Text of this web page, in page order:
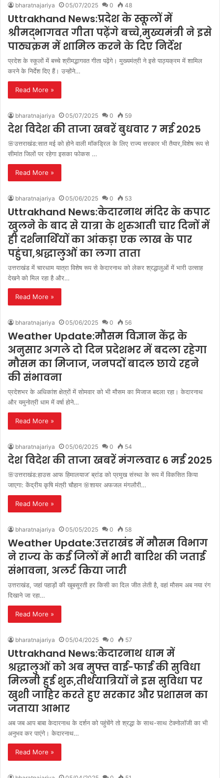
bharatnajariya 05/07/2025 0 48
Uttrakhand News:प्रदेश के स्कूलों में
श्रीमद्भागवत गीता पढ़ेंगे बच्चे,मुख्यमंत्री ने इसे
पाठ्यक्रम में शामिल करने के दिए निर्देश
प्रदेश के स्कूलों में बच्चे श्रीमद्भागवत गीता पढ़ेंगे। मुख्यमंत्री ने इसे पाठ्यक्रम में शामिल
करने के निर्देश दिए हैं। उन्होंने…
Read More »
bharatnajariya 05/07/2025 0 59
देश विदेश की ताजा खबरें बुधवार 7 मई 2025
🌸उत्तराखंड:सात मई को होने वाली मॉकड्रिल के लिए राज्य सरकार भी तैयार,विशेष रूप से
सीमांत जिलों पर रहेगा इसका फोकस …
Read More »
bharatnajariya 05/06/2025 0 53
Uttrakhand News:केदारनाथ मंदिर के कपाट
खुलने के बाद से यात्रा के शुरुआती चार दिनों में
ही दर्शनार्थियों का आंकड़ा एक लाख के पार
पहुंचा,श्रद्धालुओं का लगा ताता
उत्तराखंड में चारधाम यात्रा विशेष रूप से केदारनाथ को लेकर श्रद्धालुओं में भारी उत्साह
देखने को मिल रहा है और…
Read More »
bharatnajariya 05/06/2025 0 56
Weather Update:मौसम विज्ञान केंद्र के
अनुसार अगले दो दिन प्रदेशभर में बदला रहेगा
मौसम का मिजाज, जनपदों बादल छाये रहने
की संभावना
प्रदेशभर के अधिकांश क्षेत्रों में सोमवार को भी मौसम का मिजाज बदला रहा। केदारनाथ
और यमुनोत्री धाम में वर्षा होने…
Read More »
bharatnajariya 05/06/2025 0 54
देश विदेश की ताजा खबरें मंगलवार 6 मई 2025
🌸उत्तराखंड:हाउस आफ हिमालयाज’ ब्रांड को प्रमुख संस्था के रूप में विकसित किया
जाएगा: केंद्रीय कृषि मंत्री चौहान 🌸शायर अफजल मंगलौरी…
Read More »
bharatnajariya 05/05/2025 0 58
Weather Update:उत्तराखंड में मौसम विभाग
ने राज्य के कई जिलों में भारी बारिश की जताई
संभावना, अलर्ट किया जारी
उत्तराखंड, जहां पहाड़ों की खूबसूरती हर किसी का दिल जीत लेती है, वहां मौसम अब नया रंग
दिखाने जा रहा…
Read More »
bharatnajariya 05/04/2025 0 57
Uttrakhand News:केदारनाथ धाम में
श्रद्धालुओं को अब मुफ्त वाई-फाई की सुविधा
मिलनी हुई शुरू,तीर्थयात्रियों ने इस सुविधा पर
खुशी जाहिर करते हुए सरकार और प्रशासन का
जताया आभार
अब जब आप बाबा केदारनाथ के दर्शन को पहुंचेंगे तो श्रद्धा के साथ-साथ टेक्नोलॉजी का भी
अनुभव कर पाएंगे। केदारनाथ…
Read More »